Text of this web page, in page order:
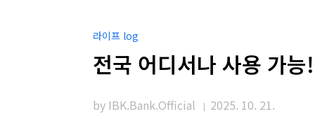
라이프 log
전국 어디서나 사용 가
by IBK.Bank.Official 2025. 10. 21.